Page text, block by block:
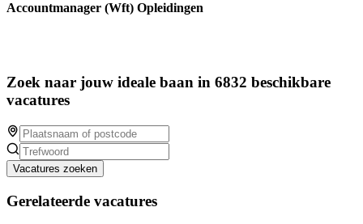
Accountmanager (Wft) Opleidingen
Zoek naar jouw ideale baan in 6832 beschikbare
vacatures
Vacatures zoeken
Gerelateerde vacatures